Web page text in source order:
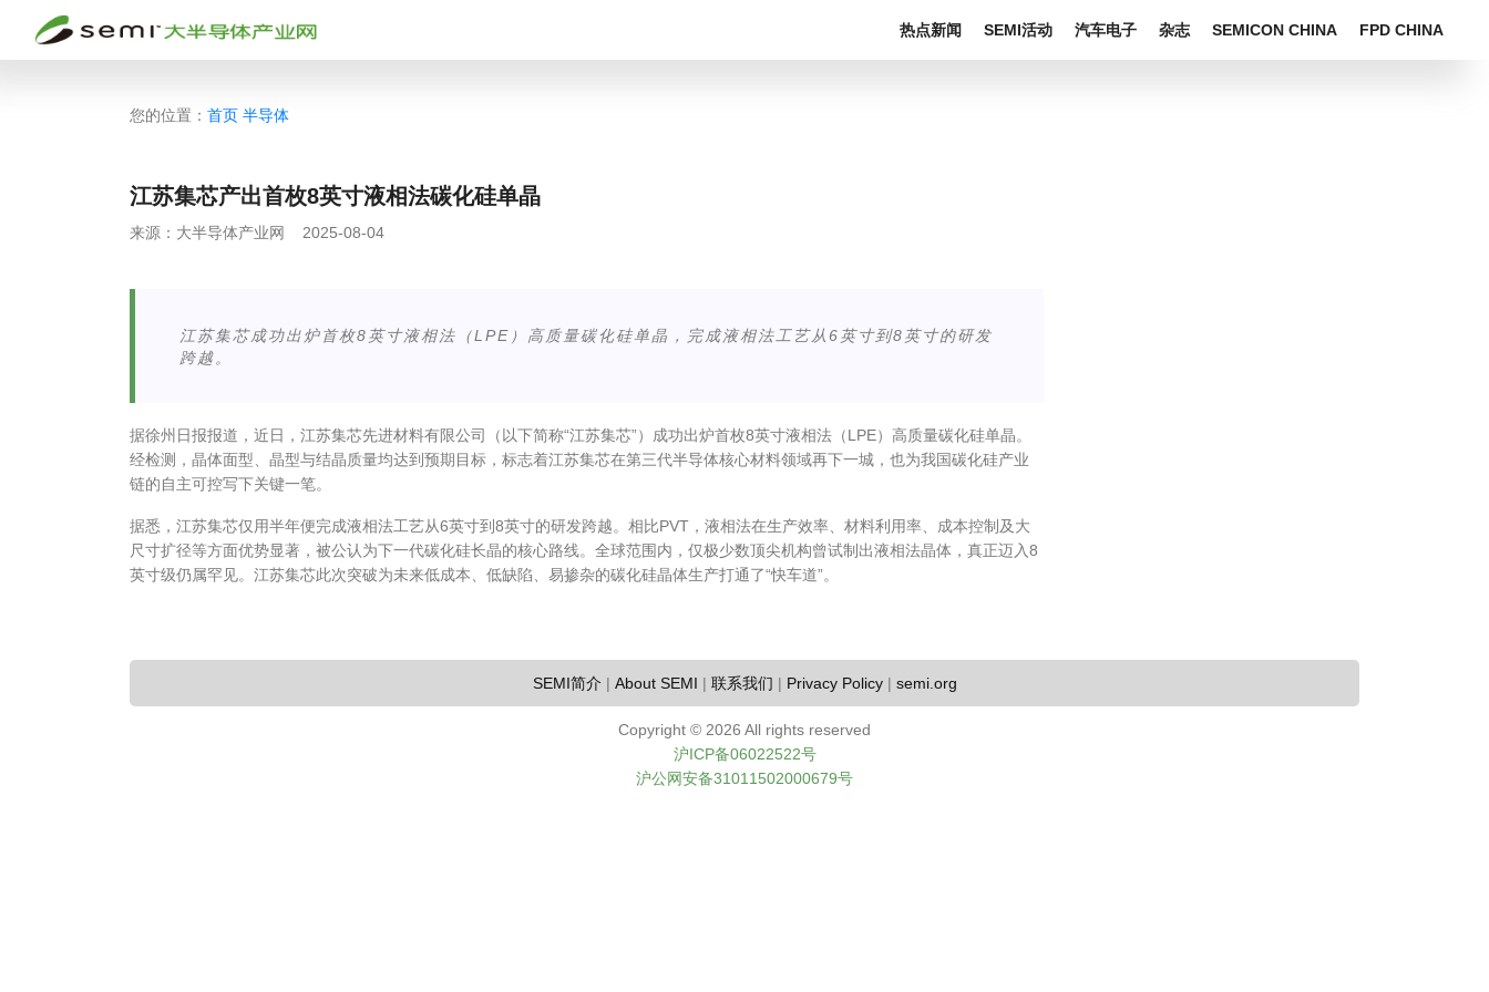
热点新闻 SEMI活动 汽车电子 杂志 SEMICON CHINA FPD CHINA
您的位置： 首页 半导体
江苏集芯产出首枚8英寸液相法碳化硅单晶
来源： 大半导体产业网 2025-08-04
江苏集芯成功出炉首枚8英寸液相法（LPE）高质量碳化硅单晶，完成液相法工艺从6英寸到8英寸的研发
跨越。
据徐州日报报道，近日，江苏集芯先进材料有限公司（以下简称“江苏集芯”）成功出炉首枚8英寸液相法（LPE）高质量碳化硅单晶。
经检测，晶体面型、晶型与结晶质量均达到预期目标，标志着江苏集芯在第三代半导体核心材料领域再下一城，也为我国碳化硅产业
链的自主可控写下关键一笔。
据悉，江苏集芯仅用半年便完成液相法工艺从6英寸到8英寸的研发跨越。相比PVT，液相法在生产效率、材料利用率、成本控制及大
尺寸扩径等方面优势显著，被公认为下一代碳化硅长晶的核心路线。全球范围内，仅极少数顶尖机构曾试制出液相法晶体，真正迈入8
英寸级仍属罕见。江苏集芯此次突破为未来低成本、低缺陷、易掺杂的碳化硅晶体生产打通了“快车道”。
SEMI简介 | About SEMI | 联系我们 | Privacy Policy| semi.org
Copyright © 2026 All rights reserved
沪ICP备06022522号
沪公网安备31011502000679号